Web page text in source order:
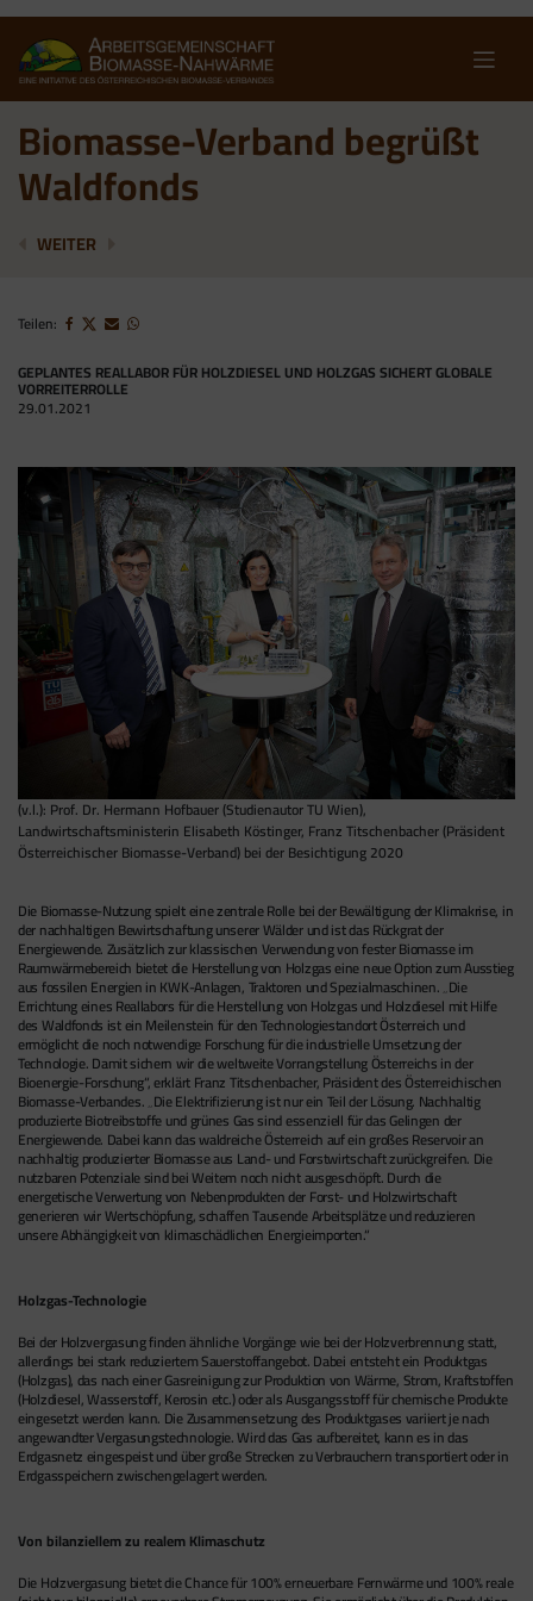
content
Biomasse-Verband begrüßt
Waldfonds
EU-FORSCHUNGSCENTER ENTKRÄFTET NGO-KRITIK
WEITER
Teilen:
GEPLANTES REALLABOR FÜR HOLZDIESEL UND HOLZGAS SICHERT GLOBALE
VORREITERROLLE
29.01.2021
(v.l.): Prof. Dr. Hermann Hofbauer (Studienautor TU Wien),
Landwirtschaftsministerin Elisabeth Köstinger, Franz Titschenbacher (Präsident
Österreichischer Biomasse-Verband) bei der Besichtigung 2020
Die Biomasse-Nutzung spielt eine zentrale Rolle bei der Bewältigung der Klimakrise, in
der nachhaltigen Bewirtschaftung unserer Wälder und ist das Rückgrat der
Energiewende. Zusätzlich zur klassischen Verwendung von fester Biomasse im
Raumwärmebereich bietet die Herstellung von Holzgas eine neue Option zum Ausstieg
aus fossilen Energien in KWK-Anlagen, Traktoren und Spezialmaschinen. „Die
Errichtung eines Reallabors für die Herstellung von Holzgas und Holzdiesel mit Hilfe
des Waldfonds ist ein Meilenstein für den Technologiestandort Österreich und
ermöglicht die noch notwendige Forschung für die industrielle Umsetzung der
Technologie. Damit sichern wir die weltweite Vorrangstellung Österreichs in der
Bioenergie-Forschung“, erklärt Franz Titschenbacher, Präsident des Österreichischen
Biomasse-Verbandes. „Die Elektrifizierung ist nur ein Teil der Lösung. Nachhaltig
produzierte Biotreibstoffe und grünes Gas sind essenziell für das Gelingen der
Energiewende. Dabei kann das waldreiche Österreich auf ein großes Reservoir an
nachhaltig produzierter Biomasse aus Land- und Forstwirtschaft zurückgreifen. Die
nutzbaren Potenziale sind bei Weitem noch nicht ausgeschöpft. Durch die
energetische Verwertung von Nebenprodukten der Forst- und Holzwirtschaft
generieren wir Wertschöpfung, schaffen Tausende Arbeitsplätze und reduzieren
unsere Abhängigkeit von klimaschädlichen Energieimporten.“
Holzgas-Technologie
Bei der Holzvergasung finden ähnliche Vorgänge wie bei der Holzverbrennung statt,
allerdings bei stark reduziertem Sauerstoffangebot. Dabei entsteht ein Produktgas
(Holzgas), das nach einer Gasreinigung zur Produktion von Wärme, Strom, Kraftstoffen
(Holzdiesel, Wasserstoff, Kerosin etc.) oder als Ausgangsstoff für chemische Produkte
eingesetzt werden kann. Die Zusammensetzung des Produktgases variiert je nach
angewandter Vergasungstechnologie. Wird das Gas aufbereitet, kann es in das
Erdgasnetz eingespeist und über große Strecken zu Verbrauchern transportiert oder in
Erdgasspeichern zwischengelagert werden.
Von bilanziellem zu realem Klimaschutz
Die Holzvergasung bietet die Chance für 100% erneuerbare Fernwärme und 100% reale